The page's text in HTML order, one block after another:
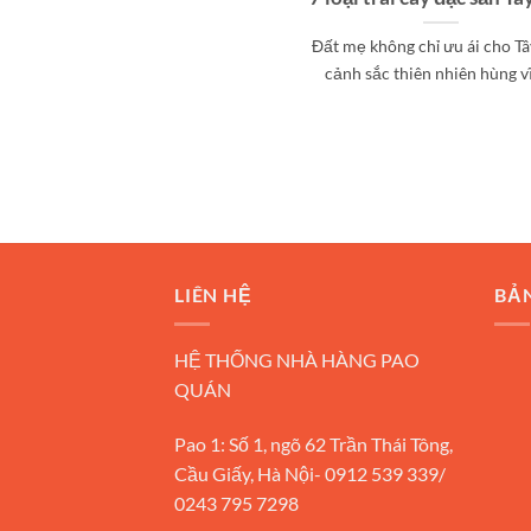
Đất mẹ không chỉ ưu ái cho
cảnh sắc thiên nhiên hùng
LIÊN HỆ
HỆ THỐNG NHÀ HÀNG PAO
QUÁN
Pao 1: Số 1, ngõ 62 Trần Thái Tông,
Cầu Giấy, Hà Nội- 0912 539 339/
0243 795 7298